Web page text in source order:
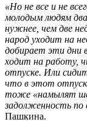
«Но не все и не
молодым людям
нужнее, чем две
народ уходит на
добирает эти дни
ходит на работу,
отпуске. Или
что в этот отпуск
тоже «намылят
задолженность по
Пашкина.